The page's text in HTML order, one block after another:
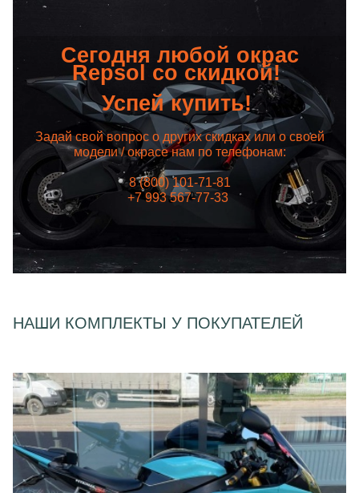
Сегодня любой окрас
Repsol со скидкой!
Успей купить!
Задай свой вопрос о других скидках или о своей
модели / окрасе нам по телефонам:
8 (800) 101-71-81
+7 993 567-77-33
НАШИ КОМПЛЕКТЫ У ПОКУПАТЕЛЕЙ